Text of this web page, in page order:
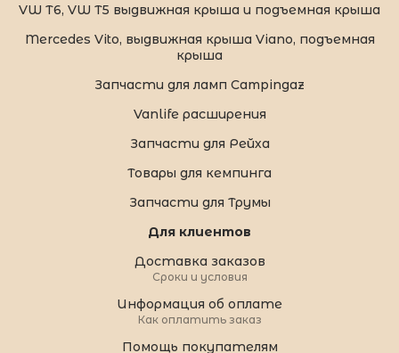
VW T6, VW T5 выдвижная крыша и подъемная крыша
Mercedes Vito, выдвижная крыша Viano, подъемная
крыша
Запчасти для ламп Campingaz
Vanlife расширения
Запчасти для Рейха
Товары для кемпинга
Запчасти для Трумы
Для клиентов
Доставка заказов
Сроки и условия
Информация об оплате
Как оплатить заказ
Помощь покупателям